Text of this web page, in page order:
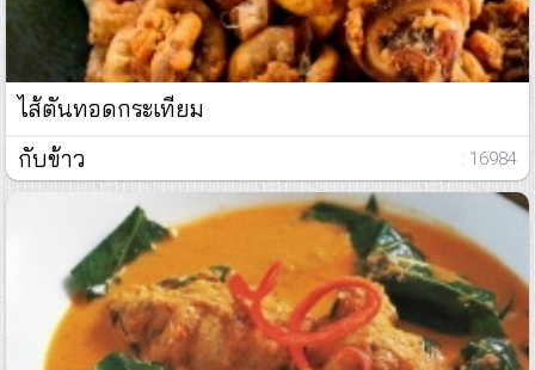
ไส้ตันทอดกระเทียม
กับข้าว
: 16984